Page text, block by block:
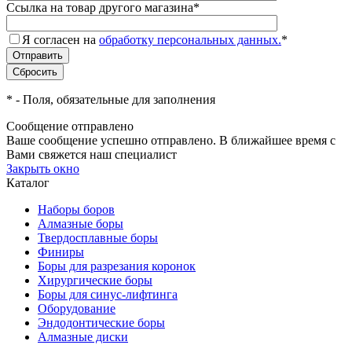
Ссылка на товар другого магазина*
Я согласен на обработку персональных данных.*
* - Поля, обязательные для заполнения
Сообщение отправлено
Ваше сообщение успешно отправлено. В ближайшее время с
Вами свяжется наш специалист
Закрыть окно
Каталог
Наборы боров
Алмазные боры
Твердосплавные боры
Финиры
Боры для разрезания коронок
Хирургические боры
Боры для синус-лифтинга
Оборудование
Эндодонтические боры
Алмазные диски